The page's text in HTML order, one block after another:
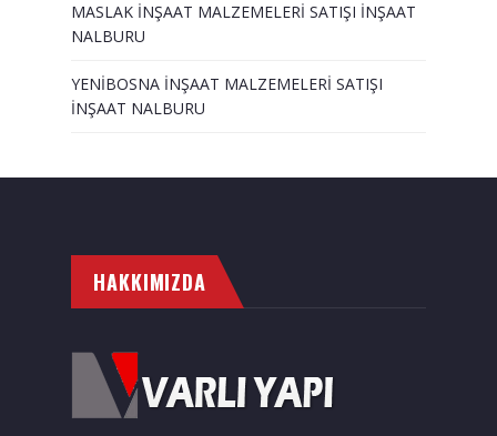
MASLAK İNŞAAT MALZEMELERİ SATIŞI İNŞAAT
NALBURU
YENİBOSNA İNŞAAT MALZEMELERİ SATIŞI
İNŞAAT NALBURU
HAKKIMIZDA